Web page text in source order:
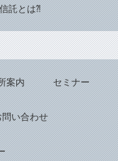
託とは⁈
案内 セミナー
い合わせ